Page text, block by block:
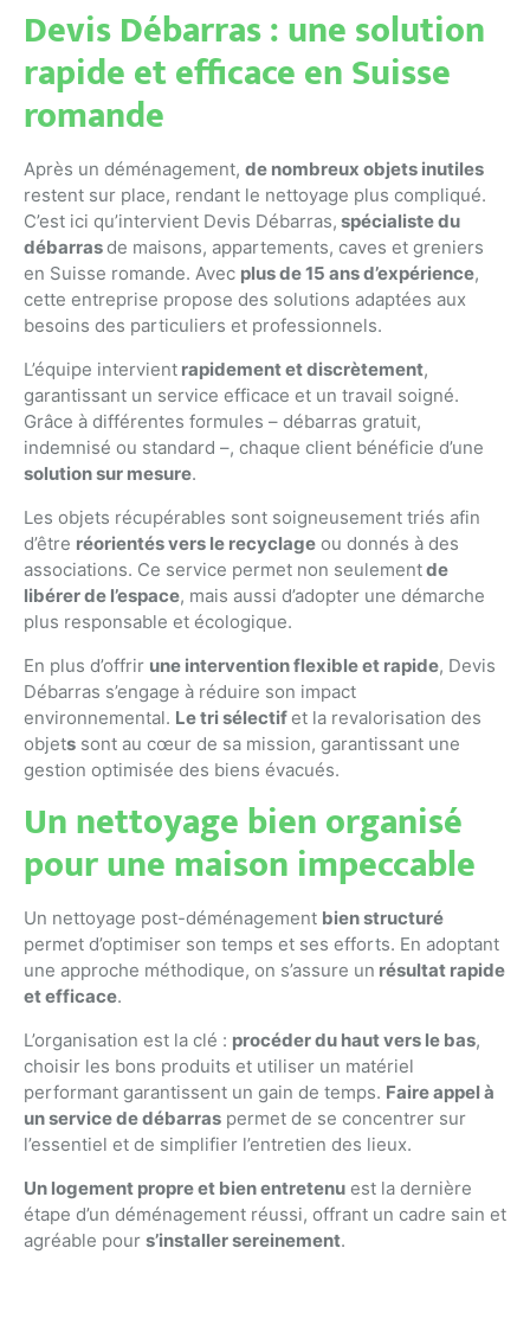
Devis Débarras : une solution
rapide et efficace en Suisse
romande
Après un déménagement, de nombreux objets inutiles
restent sur place, rendant le nettoyage plus compliqué.
C’est ici qu’intervient Devis Débarras, spécialiste du
débarrasde maisons, appartements, caves et greniers
en Suisse romande. Avec plus de 15 ans d’expérience,
cette entreprise propose des solutions adaptées aux
besoins des particuliers et professionnels.
L’équipe intervient rapidement et discrètement,
garantissant un service efficace et un travail soigné.
Grâce à différentes formules – débarras gratuit,
indemnisé ou standard –, chaque client bénéficie d’une
solution sur mesure.
Les objets récupérables sont soigneusement triés afin
d’être réorientés vers le recyclage ou donnés à des
associations. Ce service permet non seulementde
libérer de l’espace, mais aussi d’adopter une démarche
plus responsable et écologique.
En plus d’offrir une intervention flexible et rapide, Devis
Débarras s’engage à réduire son impact
environnemental. Le tri sélectifet la revalorisation des
objets sont au cœur de sa mission, garantissant une
gestion optimisée des biens évacués.
Un nettoyage bien organisé
pour une maison impeccable
Un nettoyage post-déménagement bien structuré
permet d’optimiser son temps et ses efforts. En adoptant
une approche méthodique, on s’assure un résultat rapide
et efficace.
L’organisation est la clé : procéder du haut vers le bas,
choisir les bons produits et utiliser un matériel
performant garantissent un gain de temps. Faire appel à
un service de débarras permet de se concentrer sur
l’essentiel et de simplifier l’entretien des lieux.
Un logement propre et bien entretenu est la dernière
étape d’un déménagement réussi, offrant un cadre sain et
agréable pour s’installer sereinement.